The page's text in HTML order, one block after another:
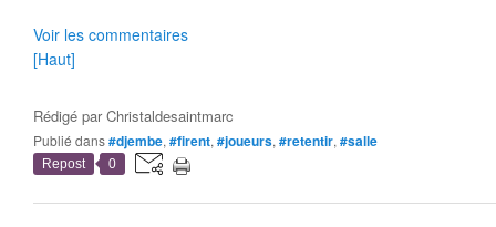
Voir les commentaires
[Haut]
Rédigé parChristaldesaintmarc
Publié dans#djembe, #firent, #joueurs, #retentir, #salle
Repost 0